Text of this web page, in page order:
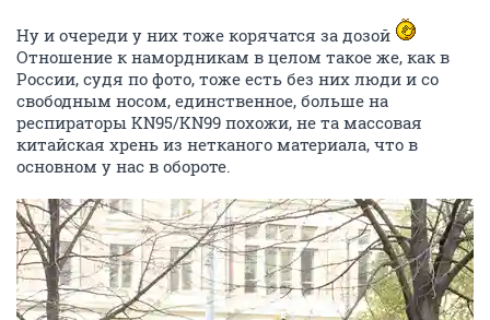
Ну и очереди у них тоже корячатся за дозой
Отношение к намордникам в целом такое же, как в
России, судя по фото, тоже есть без них люди и со
свободным носом, единственное, больше на
респираторы KN95/KN99 похожи, не та массовая
китайская хрень из нетканого материала, что в
основном у нас в обороте.